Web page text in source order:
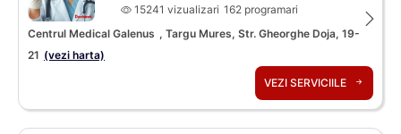
15241 vizualizari 162 programari
Centrul Medical Galenus , Targu Mures, Str. Gheorghe Doja, 19-
21 (vezi harta)
VEZI SERVICIILE